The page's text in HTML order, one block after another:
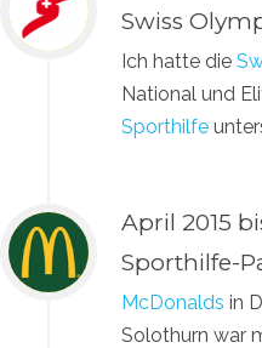
Swiss
Ich hatte die
National und
Sporthilfe
April 2015
Sporthilfe-
McDonalds in
Solothurn war